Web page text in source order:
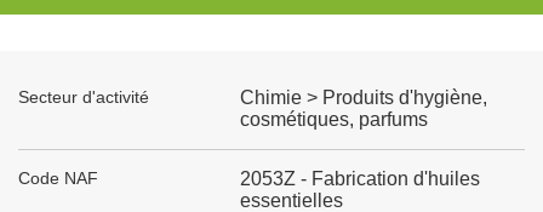
Secteur d'activité
Chimie > Produits d'hygiène,
cosmétiques, parfums
Code NAF
2053Z - Fabrication d'huiles
essentielles